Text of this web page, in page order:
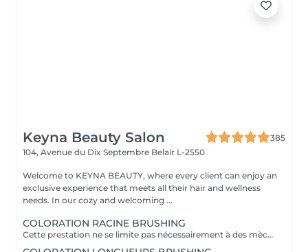
Keyna Beauty Salon
385
104, Avenue du Dix Septembre Belair L-2550
Welcome to KEYNA BEAUTY, where every client can enjoy an
exclusive experience that meets all their hair and wellness
needs. In our cozy and welcoming ...
COLORATION RACINE BRUSHING
Cette prestation ne se limite pas nécessairement à des mèches ou à un balayage, mais comprends une coloration simples sur les racines. Pour toutes les colorations réalisées par le salon, si vous souhaitez bénéficier d'un soin intensif, veuillez le sélectionner dans la section "Soins", car cela sera considéré comme un supplément. Important: cheveux sans tresse ni noeuds à l'arrivée; tout noeuds ou tressage entraîne l'annulation et 50% de la prestation est retenu ou si le coiffeur a assez de temps pour vous les défaire un supplément s'appliquera . Ce que comprend la prestation - Consultation et diagnostic personnalisés des cheveux et de la couleur - Shampooing nourrissant - Masque nourrissant et hydratant - Soin sans rinçage - Brushing - Fixateur ou Serum Toute arrivée retardée de 15-30 minutes ou plus entraînera l'annulation automatique du rendez-vous.